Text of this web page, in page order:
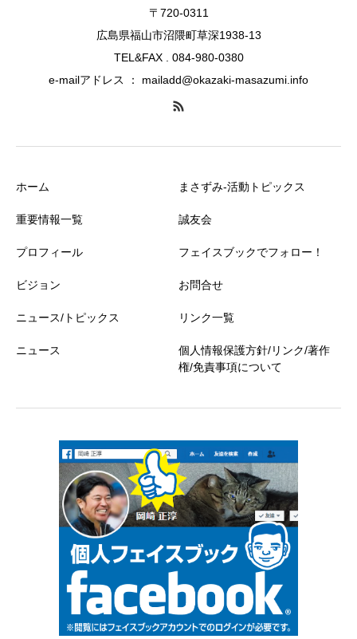
〒720-0311
広島県福山市沼隈町草深1938-13
TEL&FAX . 084-980-0380
e-mailアドレス ： mailadd@okazaki-masazumi.info
ホーム
重要情報一覧
プロフィール
ビジョン
ニュース/トピックス
ニュース
まさずみ-活動トピックス
誠友会
フェイスブックでフォロー！
お問合せ
リンク一覧
個人情報保護方針/リンク/著作
権/免責事項について